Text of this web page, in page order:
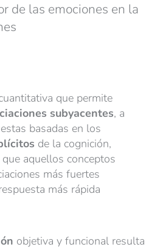
de las emociones en la
que permite
subyacentes, a
basadas en los
de la cognición,
aquellos conceptos
más fuertes
más rápida
objetiva y funcional resulta